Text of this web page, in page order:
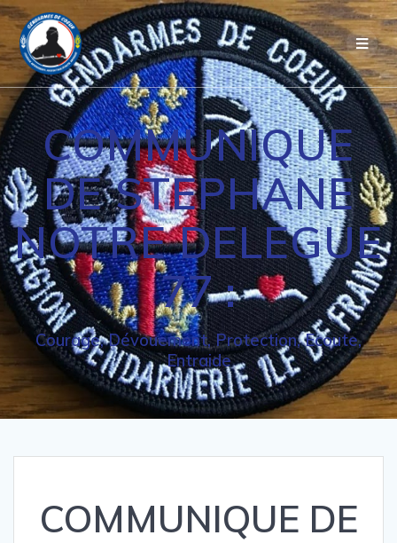
Passer
au
contenu
COMMUNIQUE
DE STEPHANE
NOTRE DELEGUE
77 :
Courage, Dévouement, Protection, Ecoute,
Entraide
COMMUNIQUE DE